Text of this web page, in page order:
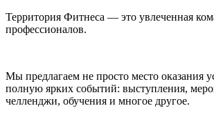
Территория Фитнеса — это увлеченная
профессионалов.
Мы предлагаем не просто место оказания
полную ярких событий: выступления,
челленджи, обучения и многое другое.